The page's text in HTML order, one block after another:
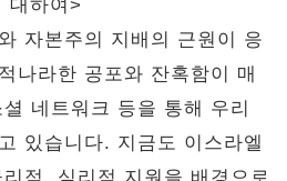
대하여>
자본주의 지배의 근원이 응
나라한 공포와 잔혹함이 매
네트워크 등을 통해 우리
있습니다. 지금도 이스라엘
적, 심리적 지원을 배경으로